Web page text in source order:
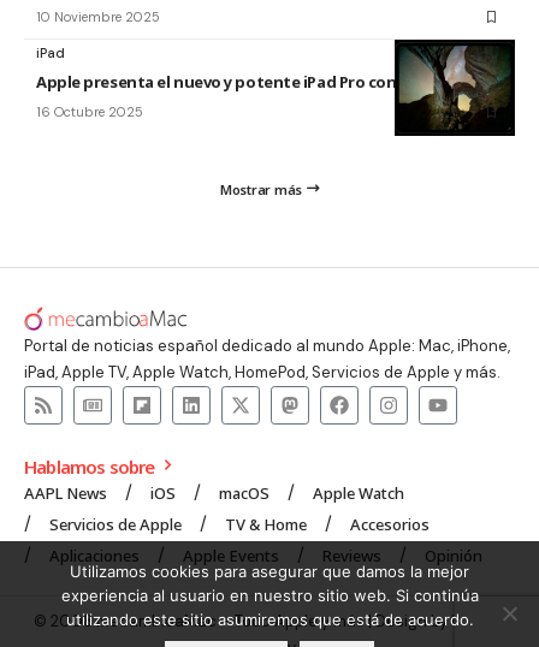
10 Noviembre 2025
iPad
Apple presenta el nuevo y potente iPad Pro con el chip M5
16 Octubre 2025
Mostrar más
Portal de noticias español dedicado al mundo Apple: Mac, iPhone,
iPad, Apple TV, Apple Watch, HomePod, Servicios de Apple y más.
Hablamos sobre
AAPL News iOS macOS
Apple Watch
Servicios de Apple
TV & Home
Accesorios
Aplicaciones
Apple Events Reviews Opinión
© 2008 mecambioaMac – Todo Apple y más | Design byUNXON
Utilizamos cookies para asegurar que damos la mejor
experiencia al usuario en nuestro sitio web. Si continúa
utilizando este sitio asumiremos que está de acuerdo.